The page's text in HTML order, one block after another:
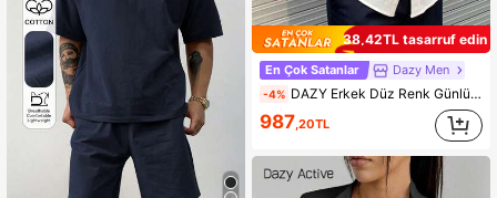
38,42TL tasarruf edin
En Çok Satanlar Dazy Men
-4% DAZY Erkek Düz Renk Günlük Giyim İlkbahar/Yaz Uzun Kollu Erkek Gömleği, Sonbahar İçin
987,20TL